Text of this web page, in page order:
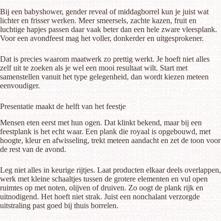
Bij een babyshower, gender reveal of middagborrel kun je juist wat
lichter en frisser werken. Meer smeersels, zachte kazen, fruit en
luchtige hapjes passen daar vaak beter dan een hele zware vleesplank.
Voor een avondfeest mag het voller, donkerder en uitgesprokener.
Dat is precies waarom maatwerk zo prettig werkt. Je hoeft niet alles
zelf uit te zoeken als je wel een mooi resultaat wilt. Start met
samenstellen vanuit het type gelegenheid, dan wordt kiezen meteen
eenvoudiger.
Presentatie maakt de helft van het feestje
Mensen eten eerst met hun ogen. Dat klinkt bekend, maar bij een
feestplank is het echt waar. Een plank die royaal is opgebouwd, met
hoogte, kleur en afwisseling, trekt meteen aandacht en zet de toon voor
de rest van de avond.
Leg niet alles in keurige rijtjes. Laat producten elkaar deels overlappen,
werk met kleine schaaltjes tussen de grotere elementen en vul open
ruimtes op met noten, olijven of druiven. Zo oogt de plank rijk en
uitnodigend. Het hoeft niet strak. Juist een nonchalant verzorgde
uitstraling past goed bij thuis borrelen.